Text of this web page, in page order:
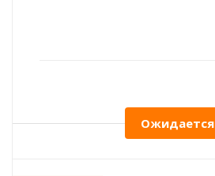
Ожидается